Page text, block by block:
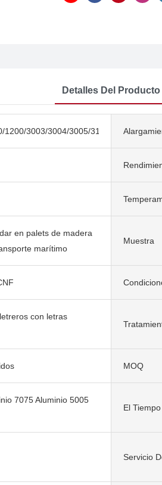
Detalles Del Producto
1200/3003/3004/3005/3104/3105/5052/
en palets de madera
marítimo
Muestra
con letras
MOQ
7075 Aluminio 5005
El
Servicio